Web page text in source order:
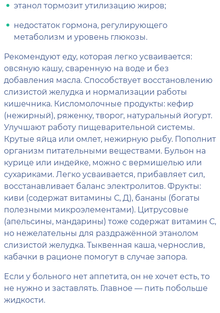
этанол тормозит утилизацию жиров;
недостаток гормона, регулирующего
метаболизм и уровень глюкозы.
Рекомендуют еду, которая легко усваивается:
овсяную кашу, сваренную на воде и без
добавления масла. Способствует восстановлению
слизистой желудка и нормализации работы
кишечника. Кисломолочные продукты: кефир
(нежирный), ряженку, творог, натуральный йогурт.
Улучшают работу пищеварительной системы.
Крутые яйца или омлет, нежирную рыбу. Пополнит
организм питательными веществами. Бульон на
курице или индейке, можно с вермишелью или
сухариками. Легко усваивается, прибавляет сил,
восстанавливает баланс электролитов. Фрукты:
киви (содержат витамины С, Д), бананы (богаты
полезными микроэлементами). Цитрусовые
(апельсины, мандарины) тоже содержат витамин С,
но нежелательны для раздражённой этанолом
слизистой желудка. Тыквенная каша, чернослив,
кабачки в рационе помогут в случае запора.
Если у больного нет аппетита, он не хочет есть, то
не нужно и заставлять. Главное — пить побольше
жидкости.